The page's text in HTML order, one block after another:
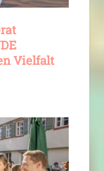
Vielfalt